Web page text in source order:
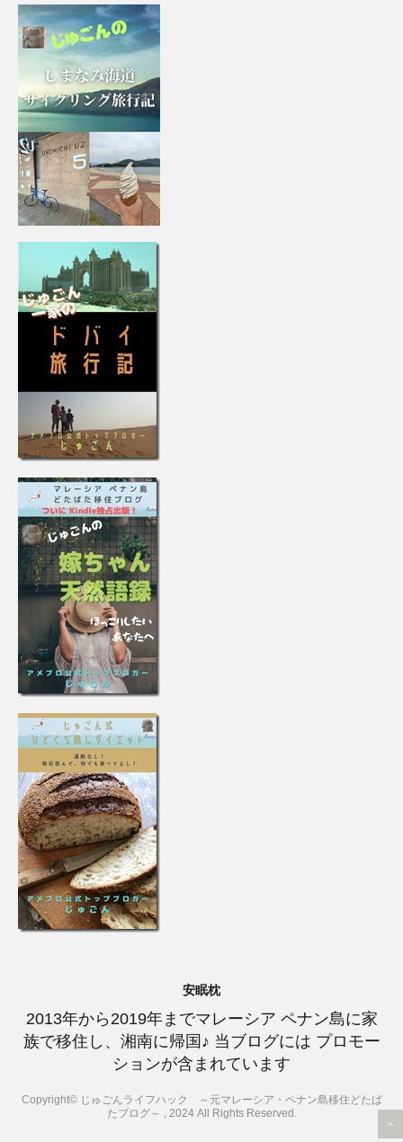
安眠枕
2013年から2019年までマレーシア ペナン島に家
族で移住し、湘南に帰国♪ 当ブログには プロモー
ションが含まれています
Copyright© じゅごんライフハック ～元マレーシア・ペナン島移住どたば
たブログ～ , 2024 All Rights Reserved.